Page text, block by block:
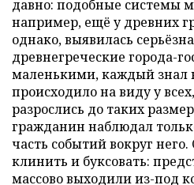
давно: подобные системы
например, ещё у древних
однако, выявилась
древнегреческие города-
маленькими, каждый знал
происходило на виду у
разрослись до таких
гражданин наблюдал
часть событий вокруг
клинить и буксовать:
массово выходили из-под